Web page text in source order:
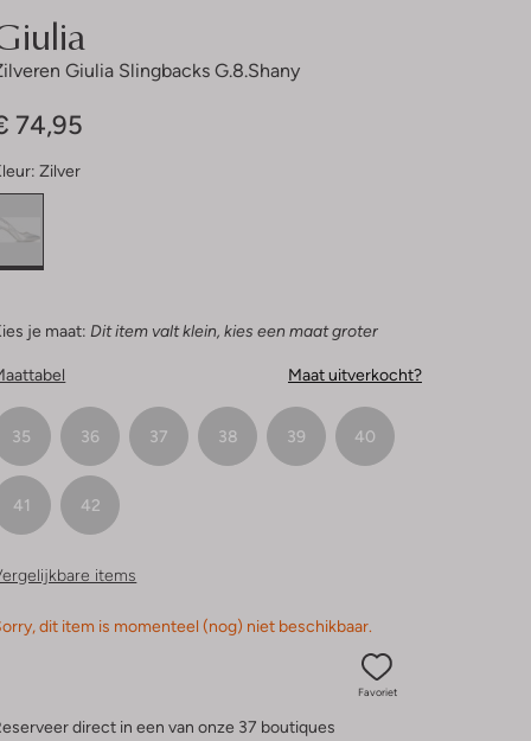
Giulia Slingbacks G.8.shany
74,95
Zilver
je maat: Dit item valt klein, kies een maat groter
Maat uitverkocht?
35 36 37 38 39 40
41 42
items
dit item is momenteel (nog) niet beschikbaar.
Favoriet
direct in een van onze 37 boutiques